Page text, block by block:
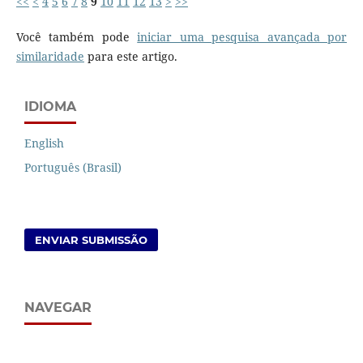
Você também podeiniciar uma pesquisa avançada por
similaridade para este artigo.
IDIOMA
English
Português (Brasil)
ENVIAR SUBMISSÃO
NAVEGAR